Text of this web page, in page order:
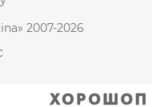
2007-2026